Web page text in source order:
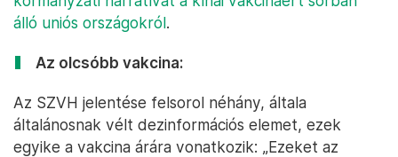
álló uniós országokról.
Az olcsóbb vakcina:
Az SZVH jelentése felsorol néhány, általa
általánosnak vélt dezinformációs elemet, ezek
egyike a vakcina árára vonatkozik: „Ezeket az